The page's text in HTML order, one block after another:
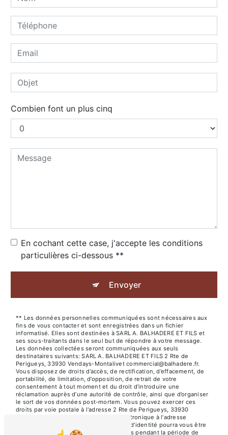
Combien font un plus cinq
En cochant cette case, j'accepte les conditions
particulières ci-dessous **
Envoyer
** Les données personnelles communiquées sont nécessaires aux
fins de vous contacter et sont enregistrées dans un fichier
informatisé. Elles sont destinées à SARL A. BALHADERE ET FILS et
ses sous-traitants dans le seul but de répondre à votre message.
Les données collectées seront communiquées aux seuls
destinataires suivants: SARL A. BALHADERE ET FILS 2 Rte de
Perigueys, 33930 Vendays-Montalivet commercial@balhadere.fr.
Vous disposez de droits d’accès, de rectification, d’effacement, de
portabilité, de limitation, d’opposition, de retrait de votre
consentement à tout moment et du droit d’introduire une
réclamation auprès d’une autorité de contrôle, ainsi que d’organiser
le sort de vos données post-mortem. Vous pouvez exercer ces
droits par voie postale à l'adresse 2 Rte de Perigueys, 33930
Vendays-Montalivet ou par courrier électronique à l'adresse
commercial@balhadere.fr. Un justificatif d'identité pourra vous être
demandé. Nous conservons vos données pendant la période de